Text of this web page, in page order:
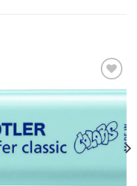
wishlist